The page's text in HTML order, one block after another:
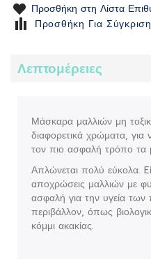
Προσθήκη στη Λίστα
Προσθήκη Για Σύγκριση
Λεπτομέρειες
Μάσκαρα μαλλιών μη
διαφορετικά χρώματα,
τον πιο ασφαλή τρόπο τα
Απλώνεται πολύ εύκολα.
αποχρώσεις μαλλιών με
ασφαλή για την υγεία των
περιβάλλον, όπως
κόμμι ακακίας.